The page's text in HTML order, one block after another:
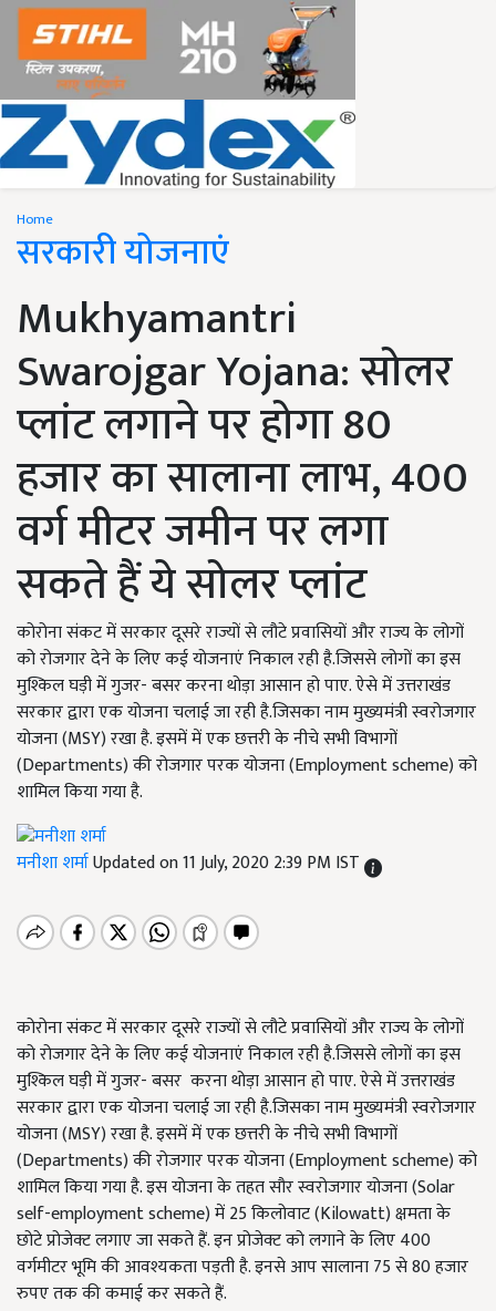
Home
सरकारी योजनाएं
Mukhyamantri
Swarojgar Yojana: सोलर
प्लांट लगाने पर होगा 80
हजार का सालाना लाभ, 400
वर्ग मीटर जमीन पर लगा
सकते हैं ये सोलर प्लांट
कोरोना संकट में सरकार दूसरे राज्यों से लौटे प्रवासियों और राज्य के लोगों
को रोजगार देने के लिए कई योजनाएं निकाल रही है.जिससे लोगों का इस
मुश्किल घड़ी में गुजर- बसर करना थोड़ा आसान हो पाए. ऐसे में उत्तराखंड
सरकार द्वारा एक योजना चलाई जा रही है.जिसका नाम मुख्यमंत्री स्वरोजगार
योजना (MSY) रखा है. इसमें में एक छत्तरी के नीचे सभी विभागों
(Departments) की रोजगार परक योजना (Employment scheme) को
शामिल किया गया है.
मनीशा शर्माUpdated on 11 July, 2020 2:39 PM IST
कोरोना संकट में सरकार दूसरे राज्यों से लौटे प्रवासियों और राज्य के लोगों
को रोजगार देने के लिए कई योजनाएं निकाल रही है.जिससे लोगों का इस
मुश्किल घड़ी में गुजर- बसर करना थोड़ा आसान हो पाए. ऐसे में उत्तराखंड
सरकार द्वारा एक योजना चलाई जा रही है.जिसका नाम मुख्यमंत्री स्वरोजगार
योजना (MSY) रखा है. इसमें में एक छत्तरी के नीचे सभी विभागों
(Departments) की रोजगार परक योजना (Employment scheme) को
शामिल किया गया है. इस योजना के तहत सौर स्वरोजगार योजना (Solar
self-employment scheme) में 25 किलोवाट (Kilowatt) क्षमता के
छोटे प्रोजेक्ट लगाए जा सकते हैं. इन प्रोजेक्ट को लगाने के लिए 400
वर्गमीटर भूमि की आवश्यकता पड़ती है. इनसे आप सालाना 75 से 80 हजार
रुपए तक की कमाई कर सकते हैं.